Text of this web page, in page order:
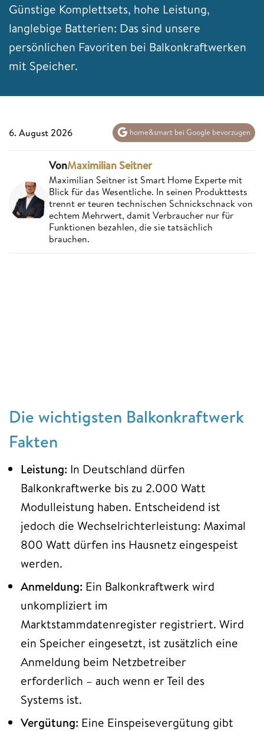
Günstige Komplettsets, hohe Leistung,
langlebige Batterien: Das sind unsere
persönlichen Favoriten bei Balkonkraftwerken
mit Speicher.
6. August 2026 home&smart bei Google bevorzugen
VonMaximilian Seitner
Maximilian Seitner ist Smart Home Experte mit
Blick für das Wesentliche. In seinen Produkttests
trennt er teuren technischen Schnickschnack von
echtem Mehrwert, damit Verbraucher nur für
Funktionen bezahlen, die sie tatsächlich
brauchen.
Die wichtigsten Balkonkraftwerk
Fakten
Leistung: In Deutschland dürfen
Balkonkraftwerke bis zu 2.000 Watt
Modulleistung haben. Entscheidend ist
jedoch die Wechselrichterleistung: Maximal
800 Watt dürfen ins Hausnetz eingespeist
werden.
Anmeldung: Ein Balkonkraftwerk wird
unkompliziert im
Marktstammdatenregister registriert. Wird
ein Speicher eingesetzt, ist zusätzlich eine
Anmeldung beim Netzbetreiber
erforderlich – auch wenn er Teil des
Systems ist.
Vergütung: Eine Einspeisevergütung gibt